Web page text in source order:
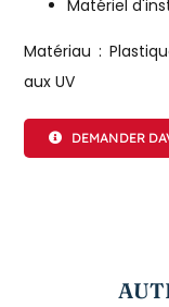
Matériel
Matériau :
aux UV
DEMANDER